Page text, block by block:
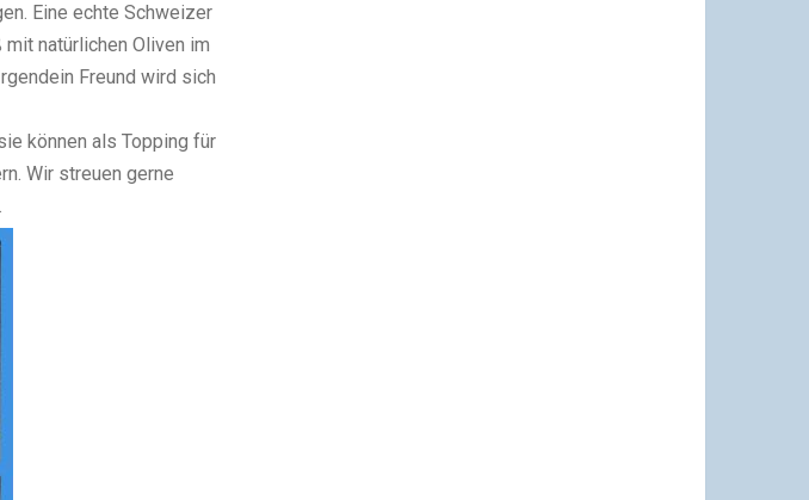
Eine echte Schweizer
natürlichen Oliven im
Freund wird sich
können als Topping für
Wir streuen gerne